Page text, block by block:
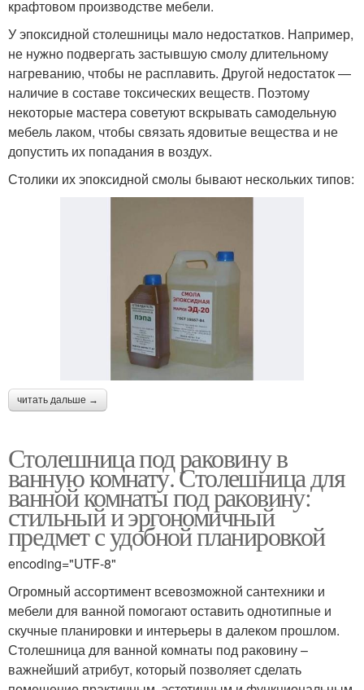
крафтовом производстве мебели.
У эпоксидной столешницы мало недостатков. Например,
не нужно подвергать застывшую смолу длительному
нагреванию, чтобы не расплавить. Другой недостаток —
наличие в составе токсических веществ. Поэтому
некоторые мастера советуют вскрывать самодельную
мебель лаком, чтобы связать ядовитые вещества и не
допустить их попадания в воздух.
Столики их эпоксидной смолы бывают нескольких типов:
читать дальше →
Столешница под раковину в
ванную комнату. Столешница для
ванной комнаты под раковину:
стильный и эргономичный
предмет с удобной планировкой
encoding="UTF-8"
Огромный ассортимент всевозможной сантехники и
мебели для ванной помогают оставить однотипные и
скучные планировки и интерьеры в далеком прошлом.
Столешница для ванной комнаты под раковину –
важнейший атрибут, который позволяет сделать